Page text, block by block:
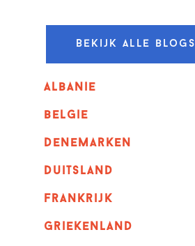
Bekijk alle blogs
albanie
belgie
denemarken
duitsland
frankrijk
griekenland